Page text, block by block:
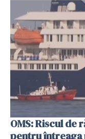
OMS: Riscul de
pentru întreaga